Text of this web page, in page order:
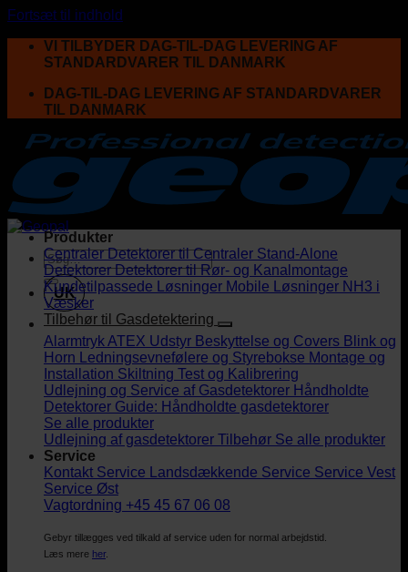
Fortsæt til indhold
VI TILBYDER DAG-TIL-DAG LEVERING AF
STANDARDVARER TIL DANMARK
DAG-TIL-DAG LEVERING AF STANDARDVARER
TIL DANMARK
UK
Produkter
Centraler Detektorer til Centraler Stand-Alone
Detektorer Detektorer til Rør- og Kanalmontage
Kundetilpassede Løsninger Mobile Løsninger NH3 i
Væsker
Tilbehør til Gasdetektering
AlarmtrykATEX Udstyr Beskyttelse og Covers Blink og
Horn
Ledningsevnefølere og Styrebokse Montage og
Installation Skiltning Test og Kalibrering
Udlejning og Service af Gasdetektorer Håndholdte
Detektorer Guide: Håndholdte gasdetektorer
Se alle produkter
Udlejning af gasdetektorer Tilbehør Se alle produkter
Service
Kontakt Service
Landsdækkende Service Service Vest
Service Øst
Vagtordning +45 45 67 06 08
Gebyr tillægges ved tilkald af service uden for normal arbejdstid.
Læs mere her.